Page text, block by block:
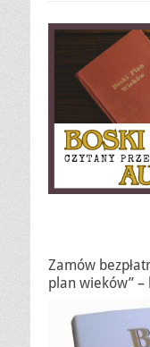
Zamów
plan wieków”